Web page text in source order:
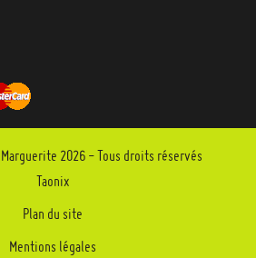
2026 - Tous droits réservés
Taonix
Plan du site
Mentions légales